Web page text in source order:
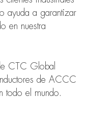
ayuda a garantizar
en nuestra
CTC Global
de ACCC
todo el mundo.